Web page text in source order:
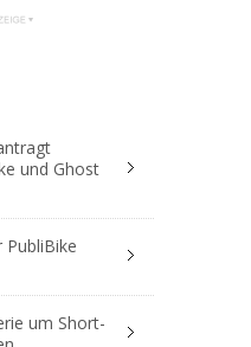
und Ghost
PubliBike
um Short-